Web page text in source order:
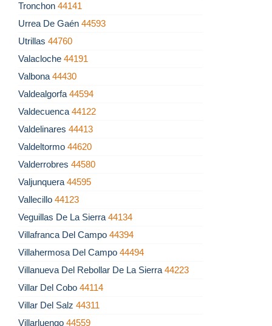
Tronchon 44141
Urrea De Gaén 44593
Utrillas 44760
Valacloche 44191
Valbona 44430
Valdealgorfa 44594
Valdecuenca 44122
Valdelinares 44413
Valdeltormo 44620
Valderrobres 44580
Valjunquera 44595
Vallecillo 44123
Veguillas De La Sierra 44134
Villafranca Del Campo 44394
Villahermosa Del Campo 44494
Villanueva Del Rebollar De La Sierra 44223
Villar Del Cobo 44114
Villar Del Salz 44311
Villarluengo 44559